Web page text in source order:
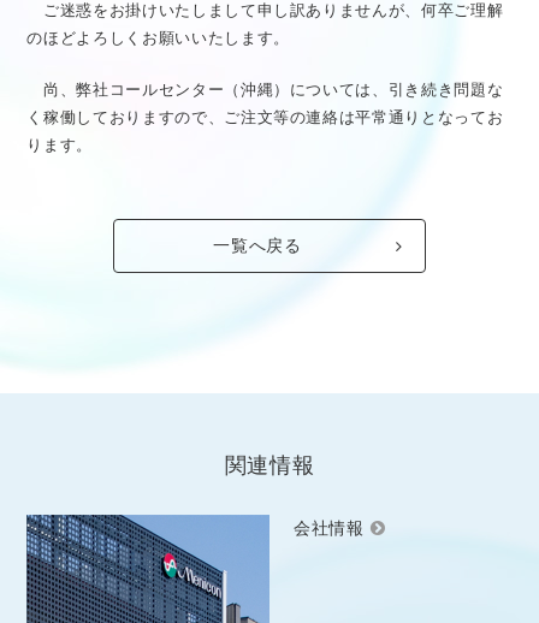
ご迷惑をお掛けいたしまして申し訳ありませんが、何卒ご理解
のほどよろしくお願いいたします。
尚、弊社コールセンター（沖縄）については、引き続き問題な
く稼働しておりますので、ご注文等の連絡は平常通りとなってお
ります。
一覧へ戻る
関連情報
会社情報